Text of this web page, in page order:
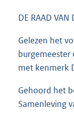
DE RAAD VAN
Gelezen het
burgemeester
met kenmerk
Gehoord het
Samenleving